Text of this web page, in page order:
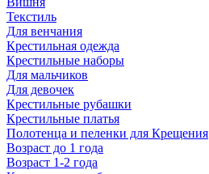
Текстиль
Для венчания
Крестильная одежда
Крестильные наборы
Для мальчиков
Для девочек
Крестильные рубашки
Крестильные платья
Полотенца и пеленки для Крещения
Возраст до 1 года
Возраст 1-2 года